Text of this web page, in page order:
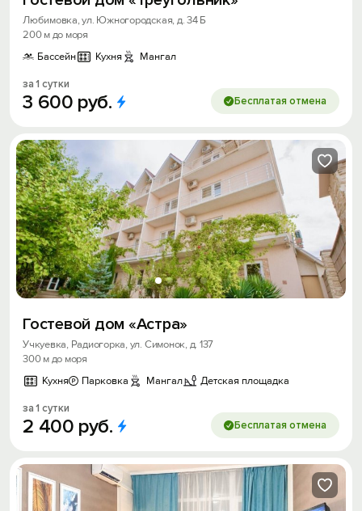
Любимовка, ул. Южногородская, д. 34 Б
200 м до моря
Бассейн
Кухня Мангал
за 1 сутки
3 600 руб. Бесплатая отмена
Гостевой дом «Астра»
Учкуевка, Радиогорка, ул. Симонок, д. 137
300 м до моря
Кухня
Парковка Мангал Детская площадка
за 1 сутки
2 400 руб. Бесплатая отмена